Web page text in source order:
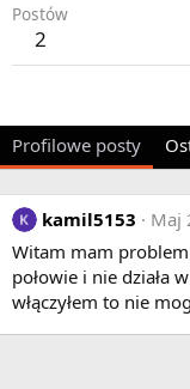
Postów
2
Profilowe posty
kamil5153
Maj
Witam mam problem
połowie i nie działa
włączyłem to nie